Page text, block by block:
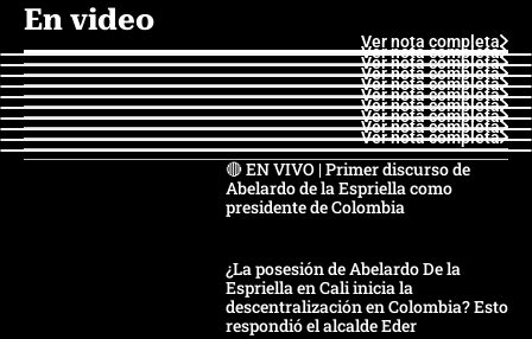
En video
Ver nota completa
Ver nota completa
Ver nota completa
Ver nota completa
Ver nota completa
Ver nota completa
Ver nota completa
Ver nota completa
Ver nota completa
Ver nota completa
🔴 EN VIVO | Primer discurso de
Abelardo de la Espriella como
presidente de Colombia
¿La posesión de Abelardo De la
Espriella en Cali inicia la
descentralización en Colombia? Esto
respondió el alcalde Eder